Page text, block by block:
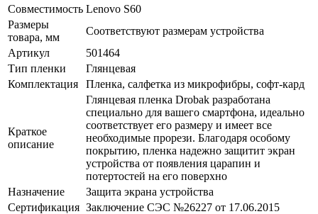
Совместимость Lenovo S60
Размеры
товара, мм
Соответствуют размерам устройства
Артикул
501464
Тип пленки
Глянцевая
Комплектация
Пленка, салфетка из микрофибры, софт-кард
Краткое
описание
Глянцевая пленка Drobak разработана
специально для вашего смартфона, идеально
соответствует его размеру и имеет все
необходимые прорези. Благодаря особому
покрытию, пленка надежно защитит экран
устройства от появления царапин и
потертостей на его поверхно
Назначение
Защита экрана устройства
Сертификация Заключение СЭС №26227 от 17.06.2015